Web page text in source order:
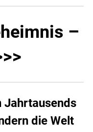
–
Jahrtausends
die Welt